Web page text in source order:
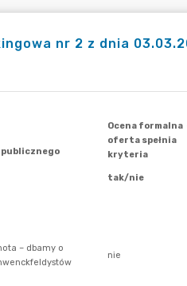
nr 2 z dnia